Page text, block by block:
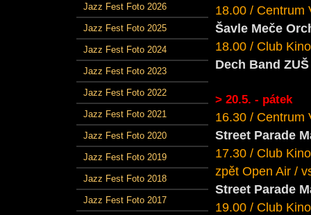
Jazz Fest Foto 2026
Jazz Fest Foto 2025
Jazz Fest Foto 2024
Jazz Fest Foto 2023
Jazz Fest Foto 2022
Jazz Fest Foto 2021
Jazz Fest Foto 2020
Jazz Fest Foto 2019
Jazz Fest Foto 2018
Jazz Fest Foto 2017
18.00 / Centrum
Šavle Meče
18.00 / Club
Dech Band
> 20.5. - pátek
16.30 / Centrum
Street Parade
17.30 / Club
zpět Open Air /
Street Parade
19.00 / Club